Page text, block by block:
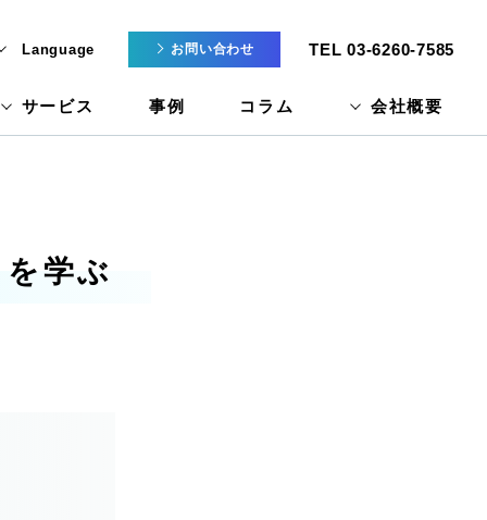
Language お問い合わせ TEL 03-6260-7585
サービス 事例 コラム 会社概要
学ぶ